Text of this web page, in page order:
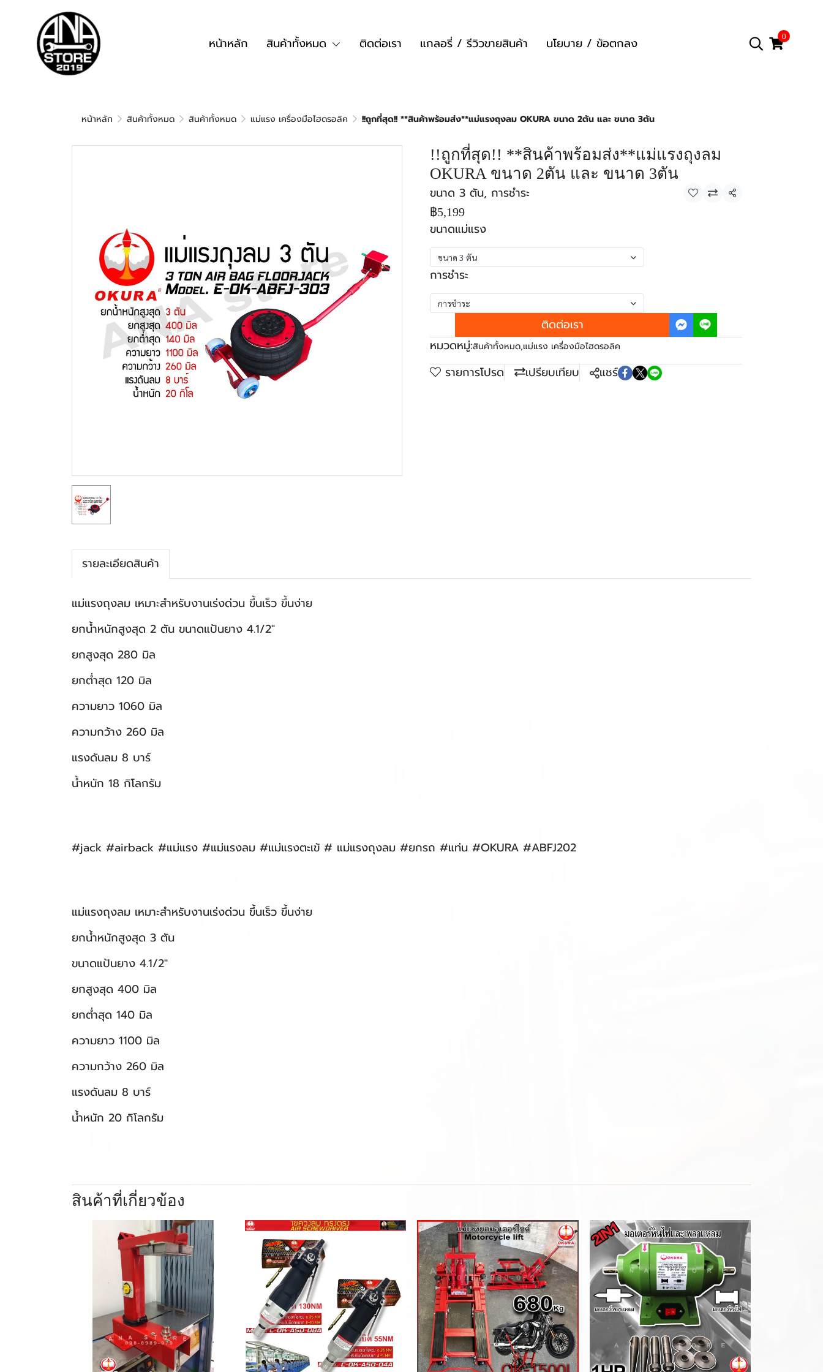
หน้าหลัก สินค้าทั้งหมด ติดต่อเรา แกลอรี่ / รีวิวขายสินค้า นโยบาย / ข้อตกลง 0
หน้าหลัก สินค้าทั้งหมด สินค้าทั้งหมด แม่แรง เครื่องมือไฮดรอลิค !!ถูกที่สุด!! **สินค้าพร้อมส่ง**แม่แรงถุงลม OKURA ขนาด 2ตัน และ ขนาด 3ตัน
!!ถูกที่สุด!! **สินค้าพร้อมส่ง**แม่แรงถุงลม
OKURA ขนาด 2ตัน และ ขนาด 3ตัน
ขนาด 3 ตัน, การชำระ แชร์
฿5,199
ขนาดแม่แรง
ขนาด 3 ตัน
การชำระ
การชำระ
ติดต่อเรา
หมวดหมู่:สินค้าทั้งหมด,แม่แรง เครื่องมือไฮดรอลิค
รายการโปรด เปรียบเทียบ แชร์
รายละเอียดสินค้า
แม่แรงถุงลม เหมาะสำหรับงานเร่งด่วน ขึ้นเร็ว ขึ้นง่าย
ยกน้ำหนักสูงสุด 2 ตัน ขนาดแป้นยาง 4.1/2"
ยกสูงสุด 280 มิล
ยกต่ำสุด 120 มิล
ความยาว 1060 มิล
ความกว้าง 260 มิล
แรงดันลม 8 บาร์
น้ำหนัก 18 กิโลกรัม
#jack #airback #แม่แรง #แม่แรงลม #แม่แรงตะเข้ # แม่แรงถุงลม #ยกรถ #แท่น #OKURA #ABFJ202
แม่แรงถุงลม เหมาะสำหรับงานเร่งด่วน ขึ้นเร็ว ขึ้นง่าย
ยกน้ำหนักสูงสุด 3 ตัน
ขนาดแป้นยาง 4.1/2"
ยกสูงสุด 400 มิล
ยกต่ำสุด 140 มิล
ความยาว 1100 มิล
ความกว้าง 260 มิล
แรงดันลม 8 บาร์
น้ำหนัก 20 กิโลกรัม
สินค้าที่เกี่ยวข้อง